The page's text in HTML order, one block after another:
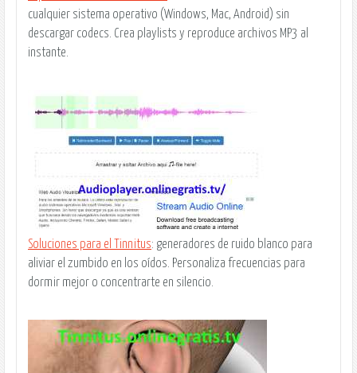
cualquier sistema operativo (Windows, Mac, Android) sin
descargar codecs. Crea playlists y reproduce archivos MP3 al
instante.
Soluciones para el Tinnitus: generadores de ruido blanco para
aliviar el zumbido en los oídos. Personaliza frecuencias para
dormir mejor o concentrarte en silencio.